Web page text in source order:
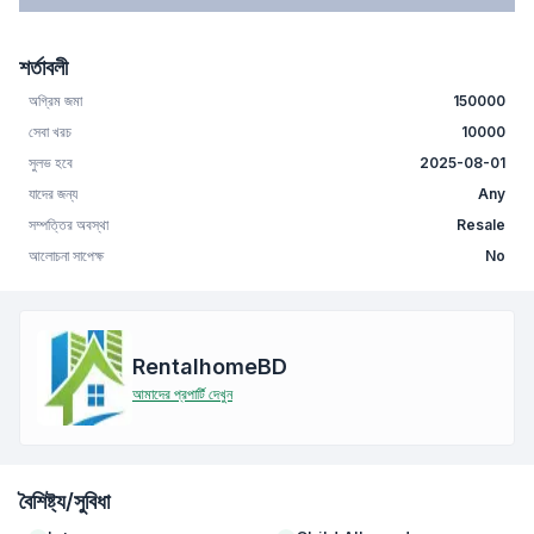
শর্তাবলী
অগ্রিম জমা
150000
সেবা খরচ
10000
সুলভ হবে
2025-08-01
যাদের জন্য
Any
সম্পত্তির অবস্থা
Resale
আলোচনা সাপেক্ষ
No
RentalhomeBD
আমাদের প্রপার্টি দেখুন
বৈশিষ্ট্য/সুবিধা